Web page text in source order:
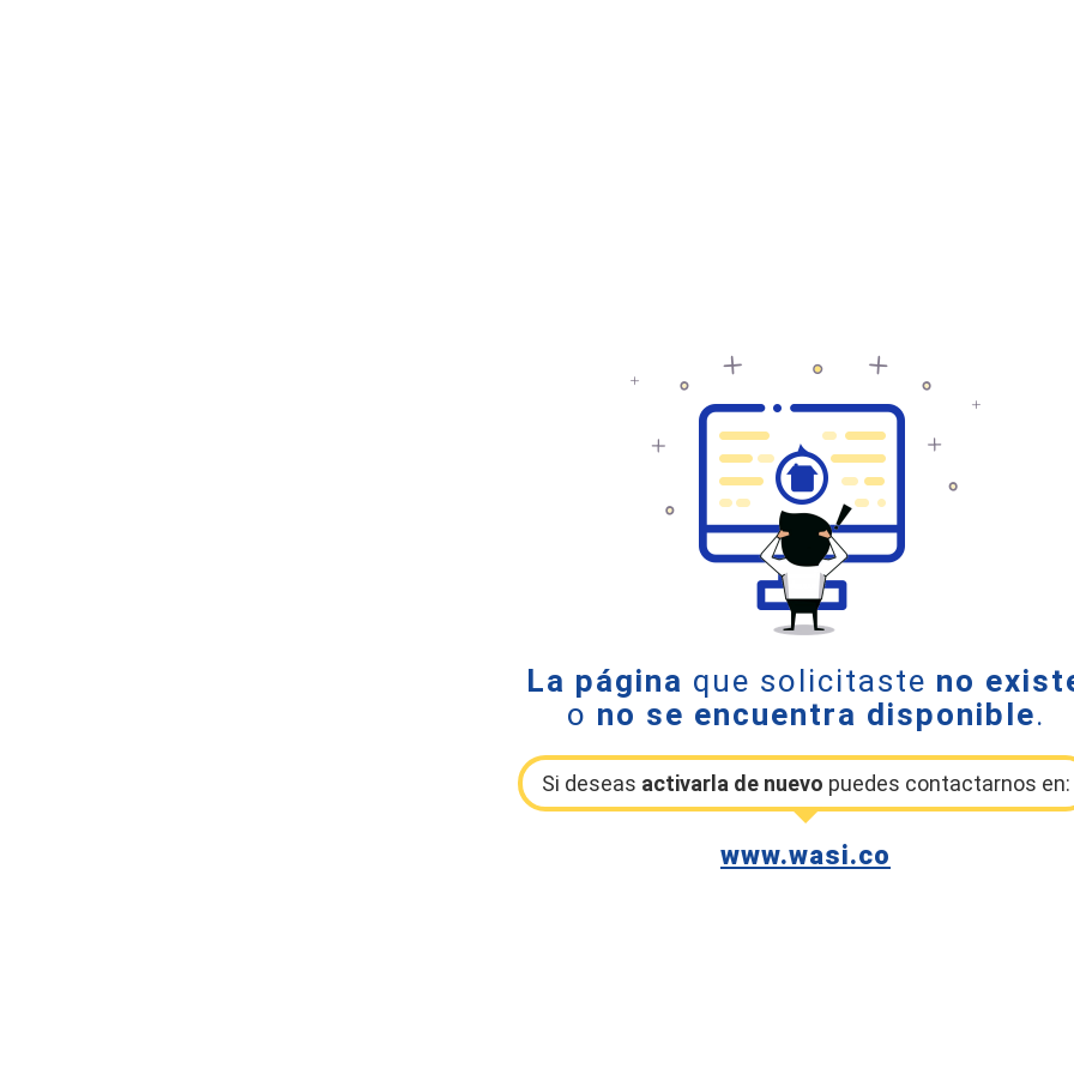
La página que solicitaste no
o no se encuentra disponible.
Si deseas activarla de nuevo puedes contactarnos en:
www.wasi.co